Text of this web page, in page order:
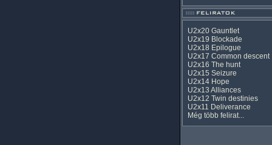
U2x20 Gauntlet
U2x19 Blockade
U2x18 Epilogue
U2x17 Common descent
U2x16 The hunt
U2x15 Seizure
U2x14 Hope
U2x13 Alliances
U2x12 Twin destinies
U2x11 Deliverance
Még több felirat...